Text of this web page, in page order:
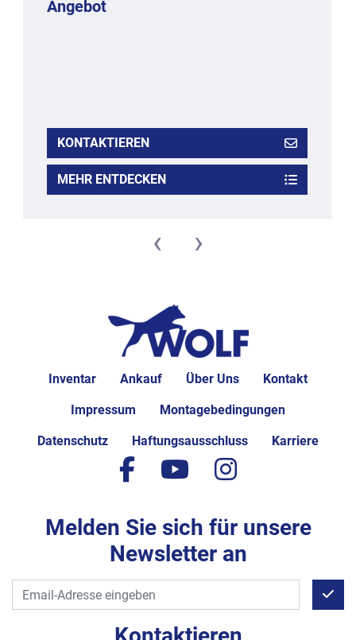
Angebot
KONTAKTIEREN
MEHR ENTDECKEN
‹ ›
Inventar Ankauf Über Uns Kontakt
Impressum Montagebedingungen
Datenschutz Haftungsausschluss Karriere
facebook
youtubeinstagram
Melden Sie sich für unsere
Newsletter an